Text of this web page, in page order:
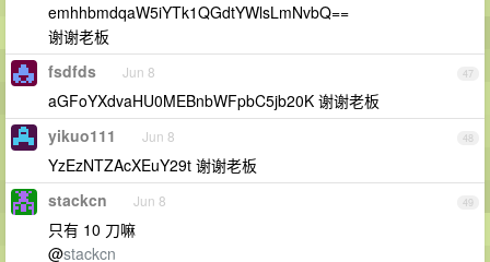
emhhbmdqaW5iYTk1QGdtYWlsLmNvbQ==
谢谢老板
47
fsdfds Jun 8
aGFoYXdvaHU0MEBnbWFpbC5jb20K 谢谢老板
48
yikuo111 Jun 8
YzEzNTZAcXEuY29t 谢谢老板
49
stackcn Jun 8
只有 10 刀嘛
@stackcn